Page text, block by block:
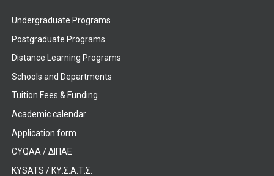
Undergraduate Programs
Postgraduate Programs
Distance Learning Programs
Schools and Departments
Tuition Fees & Funding
Academic calendar
Application form
CYQAA / ΔΙΠΑΕ
KYSATS / ΚΥ.Σ.Α.Τ.Σ.